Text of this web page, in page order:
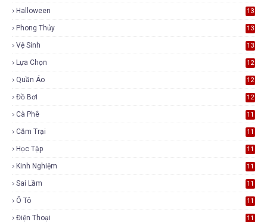
Halloween 13
Phong Thủy 13
Vệ Sinh 13
Lựa Chọn 12
Quần Áo 12
Đồ Bơi 12
Cà Phê 11
Cắm Trại 11
Học Tập 11
Kinh Nghiệm 11
Sai Lầm 11
Ô Tô 11
Điện Thoại 11